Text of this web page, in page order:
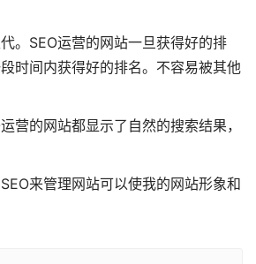
。SEO运营的网站一旦获得好的排
时间内获得好的排名。不容易被其他
营的网站都显示了自然的搜索结果，
来管理网站可以使我的网站形象和